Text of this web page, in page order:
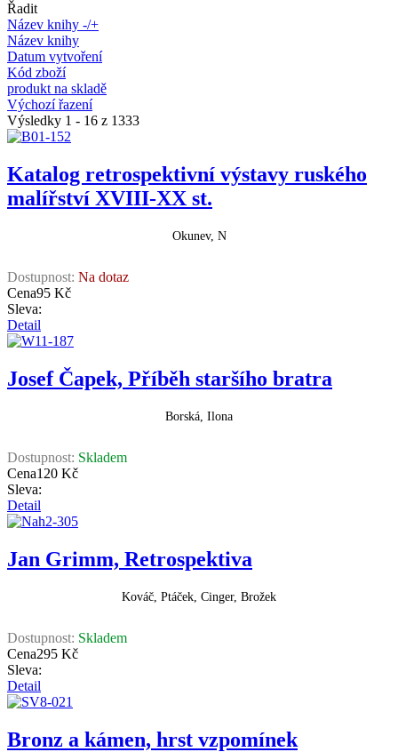
Řadit
Název knihy -/+
Název knihy
Datum vytvoření
Kód zboží
produkt na skladě
Výchozí řazení
Výsledky 1 - 16 z 1333
Katalog retrospektivní výstavy ruského
malířství XVIII-XX st.
Okunev, N
Dostupnost: Na dotaz
Cena95 Kč
Sleva:
Detail
Josef Čapek, Příběh staršího bratra
Borská, Ilona
Dostupnost: Skladem
Cena120 Kč
Sleva:
Detail
Jan Grimm, Retrospektiva
Kováč, Ptáček, Cinger, Brožek
Dostupnost: Skladem
Cena295 Kč
Sleva:
Detail
Bronz a kámen, hrst vzpomínek